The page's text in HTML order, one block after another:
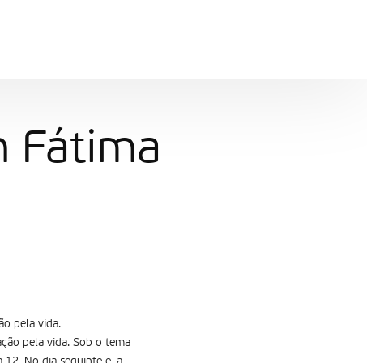
Fátima
pela vida.
pela vida. Sob o tema